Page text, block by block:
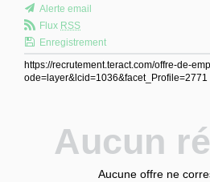
Alerte email
Flux RSS
Enregistrement
https://recrutement.teract.com/offre-de-
ode=layer&lcid=1036&facet_Profile=2771
Aucun
Aucune offre ne